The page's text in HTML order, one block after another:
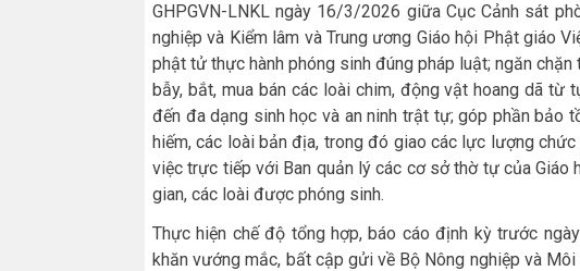
GHPGVN-LNKL ngày 16/3/2026 giữa Cục Cảnh sát
nghiệp và Kiểm lâm và Trung ương Giáo hội Phật giáo
phật tử thực hành phóng sinh đúng pháp luật; ngăn
bẫy, bắt, mua bán các loài chim, động vật hoang dã
đến đa dạng sinh học và an ninh trật tự; góp phần bảo
hiếm, các loài bản địa, trong đó giao các lực lượng
việc trực tiếp với Ban quản lý các cơ sở thờ tự của
gian, các loài được phóng sinh.
Thực hiện chế độ tổng hợp, báo cáo định kỳ trước
khăn vướng mắc, bất cập gửi về Bộ Nông nghiệp và